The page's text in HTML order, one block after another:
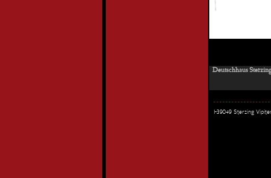
Deutschhaus
I-39049 Sterzing